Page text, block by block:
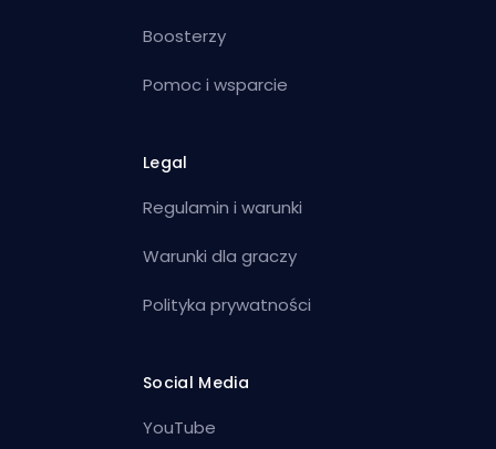
Boosterzy
Pomoc i wsparcie
Legal
Regulamin i warunki
Warunki dla graczy
Polityka prywatności
Social Media
YouTube